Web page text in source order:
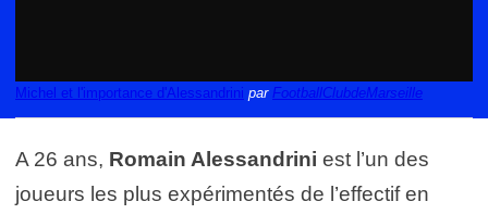
Michel et l'importance d'Alessandrini par FootballClubdeMarseille
A 26 ans, Romain Alessandrini est l’un des
joueurs les plus expérimentés de l’effectif en